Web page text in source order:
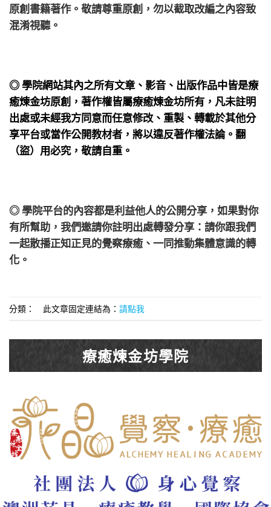
原創書籍著作。敬請尊重原創，勿以截取改編之內容致
混淆視聽。
◎ 學院網站其內之所有文章、影音、出版作品中皆是療
癒煉金坊原創，著作權皆屬療癒煉金坊所有，凡未註明
出處或未經我方同意而任意修改、重製、轉載於其他分
享平台或當作公開教材者，將以違反著作權法論。翻
（盜）用必究，敬請自重。
◎ 學院平台的內容都是利益他人的公開分享，如果對你
有所幫助，我們邀請你註明出處轉發分享：請你跟我們
一起散播正知正見的覺察療癒、一同推動集體意識的轉
化。
分類： 此文章固定連結為： 請點我
療癒煉金坊學院